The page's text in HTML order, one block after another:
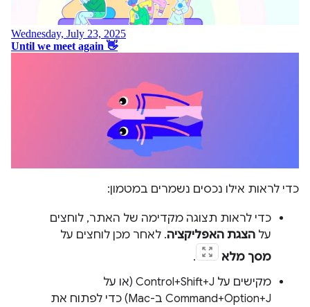
כדי לראות אילו נכסים נשמרים במטמון:
כדי לראות תצוגה מקדימה של האתר, לוחצים
על הצגת האפליקציה. לאחר מכן לוחצים על
מסך מלא
.
מקישים על Control+Shift+J (או על
Command+Option+J ב-Mac) כדי לפתוח את